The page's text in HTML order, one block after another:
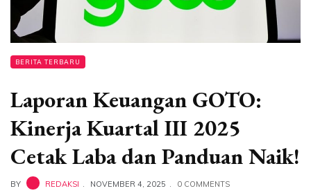
BERITA TERBARU
Laporan Keuangan GOTO:
Kinerja Kuartal III 2025
Cetak Laba dan Panduan Naik!
BY REDAKSI NOVEMBER 4, 2025 0 COMMENTS